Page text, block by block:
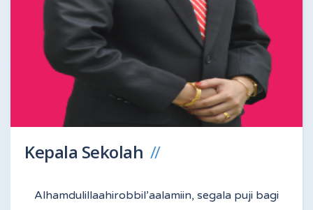
Kepala Sekolah
Alhamdulillaahirobbil’aalamiin, segala puji bagi